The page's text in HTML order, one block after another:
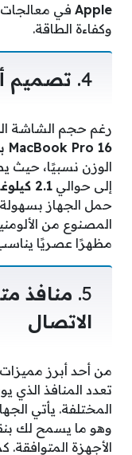
Apple في معالجات
وكفاءة الطاقة.
4. تصميم
رغم حجم الشاشة
MacBook Pro 16 بوصة 2024
الوزن نسبيًا،
إلى حوالي 2.1 كيلوغرام
حمل الجهاز بسهولة
المصنوع من
مظهرًا عصريًا
5. منافذ
الاتصال
من أحد أبرز مميزات
تعدد المنافذ الذي
المختلفة. يأتي
وهو ما يسمح لك
الأجهزة المتوافقة.